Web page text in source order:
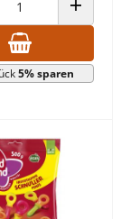
VERRINGERN ANZAHL
5% sparen